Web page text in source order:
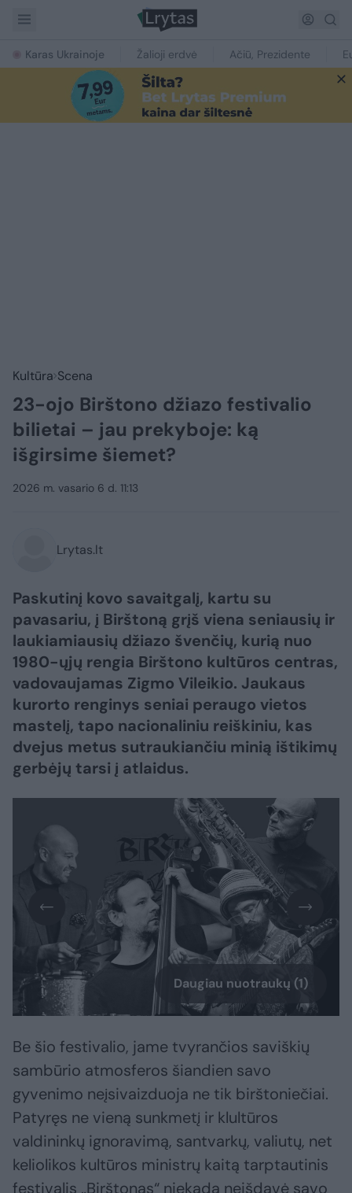
Karas Ukrainoje Žalioji erdvė Ačiū, Prezidente
Kultūra Scena
23-ojo Birštono džiazo festivalio
bilietai – jau prekyboje: ką
išgirsime šiemet?
2026 m. vasario 6 d. 11:13
Lrytas.lt
Paskutinį kovo savaitgalį, kartu su
pavasariu, į Birštoną grįš viena seniausių ir
laukiamiausių džiazo švenčių, kurią nuo
1980-ųjų rengia Birštono kultūros centras,
vadovaujamas Zigmo Vileikio. Jaukaus
kurorto renginys seniai peraugo vietos
mastelį, tapo nacionaliniu reiškiniu, kas
dvejus metus sutraukiančiu minią ištikimų
gerbėjų tarsi į atlaidus.
Daugiau nuotraukų (1)
Be šio festivalio, jame tvyrančios saviškių
sambūrio atmosferos šiandien savo
gyvenimo neįsivaizduoja ne tik birštoniečiai.
Patyręs ne vieną sunkmetį ir klultūros
valdininkų ignoravimą, santvarkų, valiutų, net
keliolikos kultūros ministrų kaitą tarptautinis
festivalis „Birštonas“ niekada neišdavė savo